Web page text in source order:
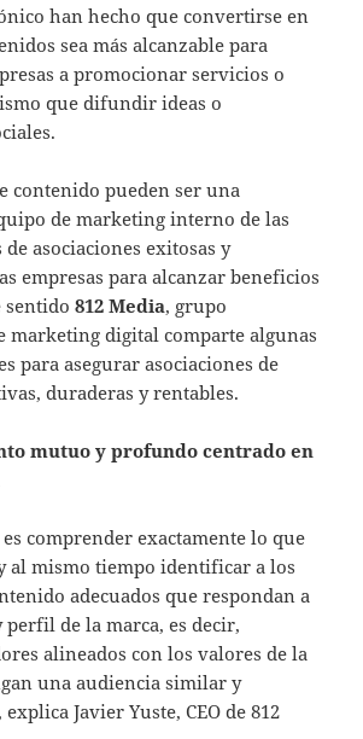
han hecho que convertirse en
sea más alcanzable para
a promocionar servicios o
que difundir ideas o
contenido pueden ser una
de marketing interno de las
de asociaciones exitosas y
empresas para alcanzar beneficios
sentido812 Media, grupo
marketing digital comparte algunas
para asegurar asociaciones de
duraderas y rentables.
mutuo y profundo centrado en
comprender exactamente lo que
al mismo tiempo identificar a los
adecuados que respondan a
perfil de la marca, es decir,
alineados con los valores de la
una audiencia similar y
Javier Yuste, CEO de 812